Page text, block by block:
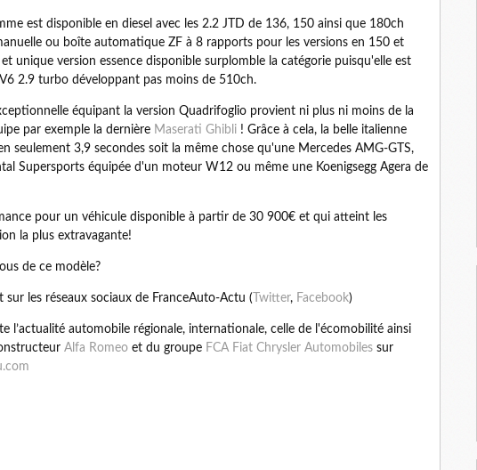
est disponible en diesel avec les 2.2 JTD de 136, 150 ainsi que 180ch
ou boîte automatique ZF à 8 rapports pour les versions en 150 et
unique version essence disponible surplomble la catégorie puisqu'elle est
2.9 turbo développant pas moins de 510ch.
équipant la version Quadrifoglio provient ni plus ni moins de la
par exemple la dernière Maserati Ghibli ! Grâce à cela, la belle italienne
seulement 3,9 secondes soit la même chose qu'une Mercedes AMG-GTS,
Supersports équipée d'un moteur W12 ou même une Koenigsegg Agera de
pour un véhicule disponible à partir de 30 900€ et qui atteint les
la plus extravagante!
de ce modèle?
sur les réseaux sociaux de FranceAuto-Actu ( Twitter, Facebook)
l’actualité automobile régionale, internationale, celle de l'écomobilité ainsi
Alfa Romeo et du groupe FCA Fiat Chrysler Automobiles sur